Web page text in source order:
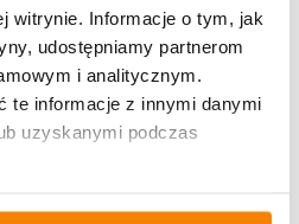
witrynie. Informacje o tym, jak
udostępniamy partnerom
i analitycznym.
te informacje z innymi danymi
uzyskanymi podczas